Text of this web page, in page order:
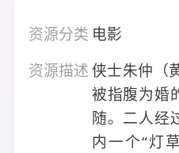
资源分类 电影
资源描述侠士朱仲（
被指腹为婚
随。二人经
内一个“灯